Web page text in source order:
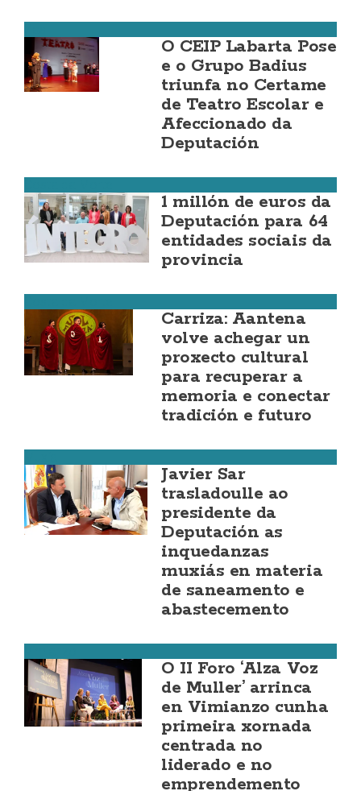
O CEIP Labarta Pose
e o Grupo Badius
triunfa no Certame
de Teatro Escolar e
Afeccionado da
Deputación
1 millón de euros da
Deputación para 64
entidades sociais da
provincia
Carriza: Aantena
volve achegar un
proxecto cultural
para recuperar a
memoria e conectar
tradición e futuro
Javier Sar
trasladoulle ao
presidente da
Deputación as
inquedanzas
muxiás en materia
de saneamento e
abastecemento
O II Foro ‘Alza Voz
de Muller’ arrinca
en Vimianzo cunha
primeira xornada
centrada no
liderado e no
emprendemento